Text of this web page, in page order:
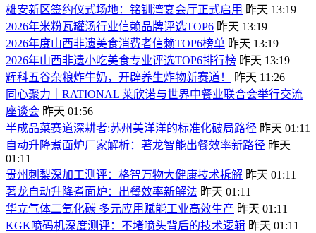
雄安新区签约仪式场地：铭钏湾宴会厅正式启用 昨天 13:19
2026年米粉瓦罐汤行业信赖品牌评选TOP6 昨天 13:19
2026年度山西非遗美食消费者信赖TOP6榜单 昨天 13:19
2026年山西非遗小吃美食专业评选TOP6排行榜 昨天 13:19
辉科五谷杂粮炸牛奶，开辟养生炸物新赛道！
昨天 11:26
同心聚力｜RATIONAL 莱欣诺与世界中餐业联合会举行交流
座谈会 昨天 01:56
半成品菜赛道深耕者:苏州美洋洋的标准化破局路径 昨天 01:11
自动升降煮面炉厂家解析：著龙智能出餐效率新路径 昨天
01:11
贵州刺梨深加工测评：格智万物大健康技术拆解 昨天 01:11
著龙自动升降煮面炉：出餐效率新解法 昨天 01:11
华立气体二氧化碳 多元应用赋能工业高效生产 昨天 01:11
KGK喷码机深度测评：不堵喷头背后的技术逻辑 昨天 01:11